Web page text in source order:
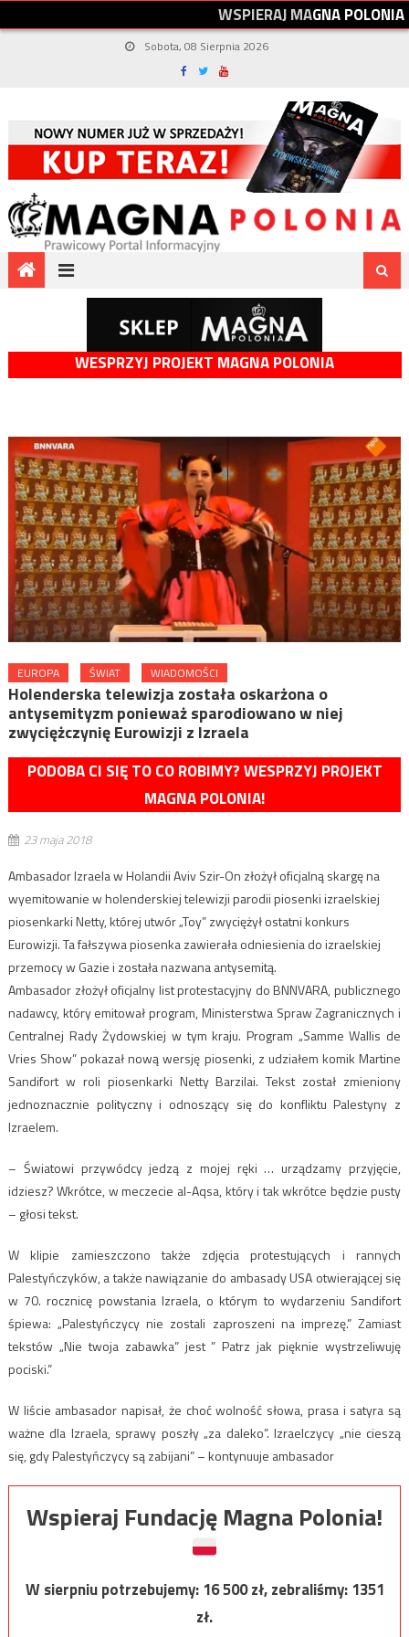
WSPIERAJMAGNAPOLONIA
Sobota, 08 Sierpnia 2026
WESPRZYJ PROJEKT MAGNA POLONIA
EUROPA ŚWIAT WIADOMOŚCI
Holenderska telewizja została oskarżona o
antysemityzm ponieważ sparodiowano w niej
zwyciężczynię Eurowizji z Izraela
PODOBA CI SIĘ TO CO ROBIMY? WESPRZYJ PROJEKT
MAGNA POLONIA!
23 maja 2018
Ambasador Izraela w Holandii Aviv Szir-On złożył oficjalną skargę na
wyemitowanie w holenderskiej telewizji parodii piosenki izraelskiej
piosenkarki Netty, której utwór „Toy” zwyciężył ostatni konkurs
Eurowizji. Ta fałszywa piosenka zawierała odniesienia do izraelskiej
przemocy w Gazie i została nazwana antysemitą.
Ambasador złożył oficjalny list protestacyjny do BNNVARA, publicznego
nadawcy, który emitował program, Ministerstwa Spraw Zagranicznych i
Centralnej Rady Żydowskiej w tym kraju. Program „Samme Wallis de
Vries Show” pokazał nową wersję piosenki, z udziałem komik Martine
Sandifort w roli piosenkarki Netty Barzilai. Tekst został zmieniony
jednoznacznie polityczny i odnoszący się do konfliktu Palestyny z
Izraelem.
– Światowi przywódcy jedzą z mojej ręki … urządzamy przyjęcie,
idziesz? Wkrótce, w meczecie al-Aqsa, który i tak wkrótce będzie pusty
– głosi tekst.
W klipie zamieszczono także zdjęcia protestujących i rannych
Palestyńczyków, a także nawiązanie do ambasady USA otwierającej się
w 70. rocznicę powstania Izraela, o którym to wydarzeniu Sandifort
śpiewa: „Palestyńczycy nie zostali zaproszeni na imprezę.” Zamiast
tekstów „Nie twoja zabawka” jest ” Patrz jak pięknie wystrzeliwuję
pociski.”
W liście ambasador napisał, że choć wolność słowa, prasa i satyra są
ważne dla Izraela, sprawy poszły „za daleko”. Izraelczycy „nie cieszą
się, gdy Palestyńczycy są zabijani” – kontynuuje ambasador
Wspieraj Fundację Magna Polonia!
W sierpniu potrzebujemy:16 500zł, zebraliśmy:1351
zł.